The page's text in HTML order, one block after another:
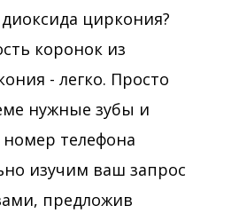
циркония?
коронок из
- легко. Просто
нужные зубы и
номер телефона
изучим ваш запрос
предложив